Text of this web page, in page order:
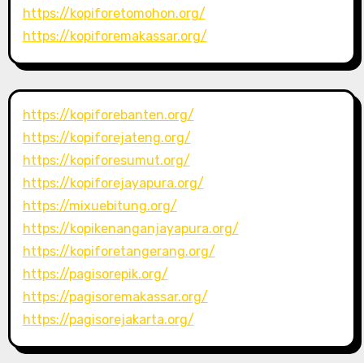
https://kopiforetomohon.org/
https://kopiforemakassar.org/
https://kopiforebanten.org/
https://kopiforejateng.org/
https://kopiforesumut.org/
https://kopiforejayapura.org/
https://mixuebitung.org/
https://kopikenanganjayapura.org/
https://kopiforetangerang.org/
https://pagisorepik.org/
https://pagisoremakassar.org/
https://pagisorejakarta.org/